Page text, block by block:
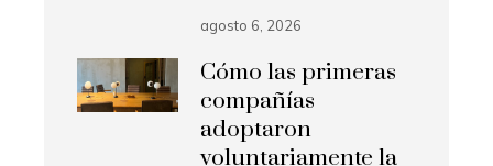
agosto 6, 2026
Cómo las primeras
compañías
adoptaron
voluntariamente la